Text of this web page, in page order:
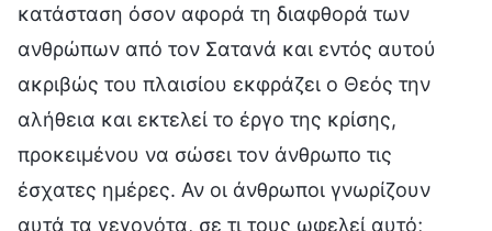
κατάσταση όσον αφορά τη διαφθορά των
ανθρώπων από τον Σατανά και εντός αυτού
ακριβώς του πλαισίου εκφράζει ο Θεός την
αλήθεια και εκτελεί το έργο της κρίσης,
προκειμένου να σώσει τον άνθρωπο τις
έσχατες ημέρες. Αν οι άνθρωποι γνωρίζουν
αυτά τα γεγονότα, σε τι τους ωφελεί αυτό;